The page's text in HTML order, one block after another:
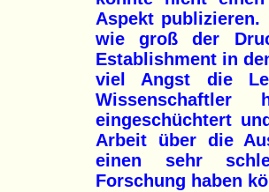
Aspekt
wie groß der
Establishment in
viel Angst die
eingeschüchtert
Arbeit über die
einen sehr
Forschung haben